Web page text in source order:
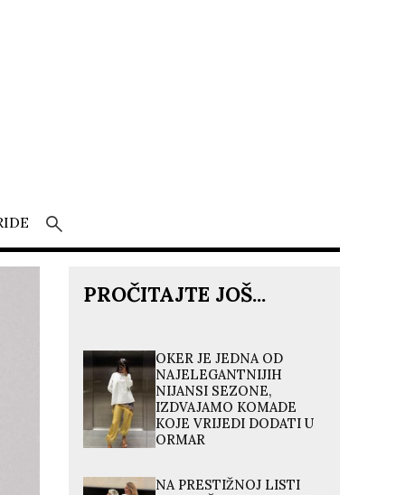
PROČITAJTE JOŠ...
OKER JE JEDNA OD
NAJELEGANTNIJIH
NIJANSI SEZONE,
IZDVAJAMO KOMADE
KOJE VRIJEDI DODATI U
ORMAR
NA PRESTIŽNOJ LISTI